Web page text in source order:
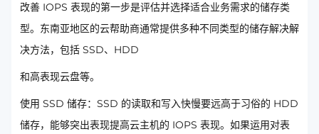
改善 IOPS 表现的第一步是评估并选择适合业务需求的储存类
型。东南亚地区的云帮助商通常提供多种不同类型的储存解决解
决方法，包括 SSD、HDD
和高表现云盘等。
使用 SSD 储存：SSD 的读取和写入快慢要远高于习俗的 HDD
储存，能够突出表现提高云主机的 IOPS 表现。如果运用对表